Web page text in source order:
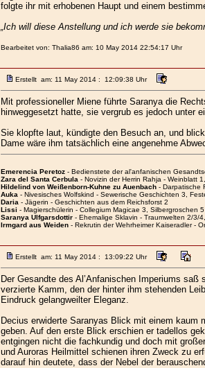
folgte ihr mit erhobenen Haupt und einem
„Ich will diese Anstellung und ich werde sie
Bearbeitet von: Thalia86 am: 10 May 2014 22:54:17 Uhr
Erstellt am: 11 May 2014 : 12:09:38 Uhr
Mit professioneller Miene führte Saranya die
hinweggesetzt hatte, sie vergrub es jedoch unter
Sie klopfte laut, kündigte den Besuch an, und
Dame wäre ihm tatsächlich eine angenehme
Emerencia Peretoz- Bedienstete der al'anfanischen
Zara del Santa Cerbula - Novizin der Herrin Rahja - Weinblatt
Hildelind von Weißenborn-Kuhne zu Auenbach- Darpatische
Auka - Nivesisches Wolfskind - Sewerische Geschichten 3,
Daria - Jägerin - Geschichten aus dem Reichsforst 2
Lissi - Magierschülerin - Collegium Magicae 3, Silbergroschen 5
Saranya Ulfgarsdottir- Ehemalige Sklavin - Traumwelten 2/3/
Irmgard aus Weiden- Rekrutin der Wehrheimer Kaiseradler -
Erstellt am: 11 May 2014 : 13:09:22 Uhr
Der Gesandte des Al’Anfanischen Imperiums
verzierte Kamm, den der hinter ihm stehenden
Eindruck gelangweilter Eleganz.
Decius erwiderte Saranyas Blick mit einem kaum
geben. Auf den erste Blick erschien er tadellos
entgingen nicht die fachkundig und doch mit
und Auroras Heilmittel schienen ihren Zweck zu
darauf hin deutete, dass der Nebel der